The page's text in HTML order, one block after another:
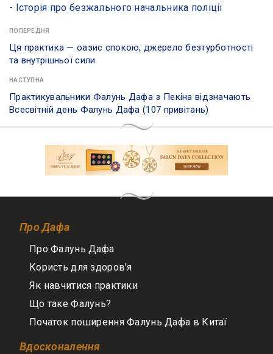
- ​Історія про безжального начальника поліції
ПОПЕРЕДНЯ
Ця практика — оазис спокою, джерело безтурботності
та внутрішньої сили
НАСТУПНА
Практикувальники Фалунь Дафа з Пекіна відзначають
Всесвітній день Фалунь Дафа (107 привітань)
Про Дафа
Про Фалунь Дафа
Користь для здоров'я
Як навчитися практики
Що таке Фалунь?
Початок поширення Фалунь Дафа в Китаї
Вдосконалення